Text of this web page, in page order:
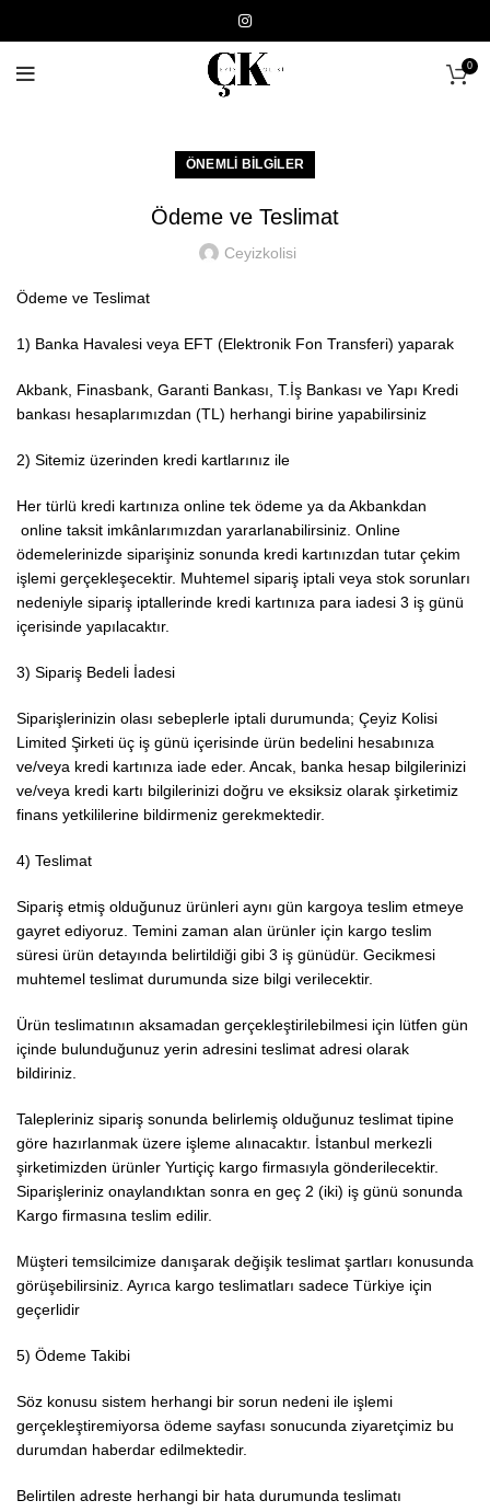
0
ÖNEMLI BILGILER
Ödeme ve Teslimat
Ceyizkolisi
Ödeme ve Teslimat
1) Banka Havalesi veya EFT (Elektronik Fon Transferi) yaparak
Akbank, Finasbank, Garanti Bankası, T.İş Bankası ve Yapı Kredi
bankası hesaplarımızdan (TL) herhangi birine yapabilirsiniz
2) Sitemiz üzerinden kredi kartlarınız ile
Her türlü kredi kartınıza online tek ödeme ya da Akbankdan
online taksit imkânlarımızdan yararlanabilirsiniz. Online
ödemelerinizde siparişiniz sonunda kredi kartınızdan tutar çekim
işlemi gerçekleşecektir. Muhtemel sipariş iptali veya stok sorunları
nedeniyle sipariş iptallerinde kredi kartınıza para iadesi 3 iş günü
içerisinde yapılacaktır.
3) Sipariş Bedeli İadesi
Siparişlerinizin olası sebeplerle iptali durumunda; Çeyiz Kolisi
Limited Şirketi üç iş günü içerisinde ürün bedelini hesabınıza
ve/veya kredi kartınıza iade eder. Ancak, banka hesap bilgilerinizi
ve/veya kredi kartı bilgilerinizi doğru ve eksiksiz olarak şirketimiz
finans yetkililerine bildirmeniz gerekmektedir.
4) Teslimat
Sipariş etmiş olduğunuz ürünleri aynı gün kargoya teslim etmeye
gayret ediyoruz. Temini zaman alan ürünler için kargo teslim
süresi ürün detayında belirtildiği gibi 3 iş günüdür. Gecikmesi
muhtemel teslimat durumunda size bilgi verilecektir.
Ürün teslimatının aksamadan gerçekleştirilebilmesi için lütfen gün
içinde bulunduğunuz yerin adresini teslimat adresi olarak
bildiriniz.
Talepleriniz sipariş sonunda belirlemiş olduğunuz teslimat tipine
göre hazırlanmak üzere işleme alınacaktır. İstanbul merkezli
şirketimizden ürünler Yurtiçiç kargo firmasıyla gönderilecektir.
Siparişleriniz onaylandıktan sonra en geç 2 (iki) iş günü sonunda
Kargo firmasına teslim edilir.
Müşteri temsilcimize danışarak değişik teslimat şartları konusunda
görüşebilirsiniz. Ayrıca kargo teslimatları sadece Türkiye için
geçerlidir
5) Ödeme Takibi
Söz konusu sistem herhangi bir sorun nedeni ile işlemi
gerçekleştiremiyorsa ödeme sayfası sonucunda ziyaretçimiz bu
durumdan haberdar edilmektedir.
Belirtilen adreste herhangi bir hata durumunda teslimatı